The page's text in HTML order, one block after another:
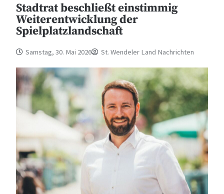
Stadtrat beschließt einstimmig
Weiterentwicklung der
Spielplatzlandschaft
Samstag, 30. Mai 2026 St. Wendeler Land Nachrichten